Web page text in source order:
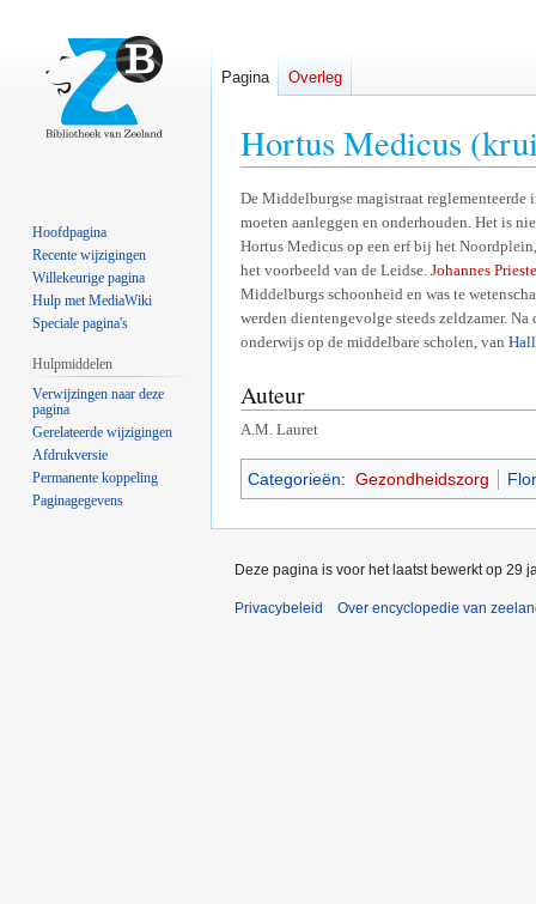
Hortus Medicus
Naar
navigatie
springen
Naar
zoeken
springen
De Middelburgse magistraat
moeten aanleggen en onderhouden. Het is
Hortus Medicus op een erf bij het
het voorbeeld van de Leidse. Johannes
Middelburgs schoonheid en was te
werden dientengevolge steeds zeldzamer.
onderwijs op de middelbare scholen, van Hall
Auteur
A.M. Lauret
Categorieën: Gezondheidszorg
Pagina Overleg
Hoofdpagina
Recente wijzigingen
Willekeurige pagina
Hulp met MediaWiki
Speciale pagina's
Hulpmiddelen
Verwijzingen naar deze
pagina
Gerelateerde wijzigingen
Afdrukversie
Permanente koppeling
Paginagegevens
Deze pagina is voor het laatst bewerkt op 29
Privacybeleid Over encyclopedie van